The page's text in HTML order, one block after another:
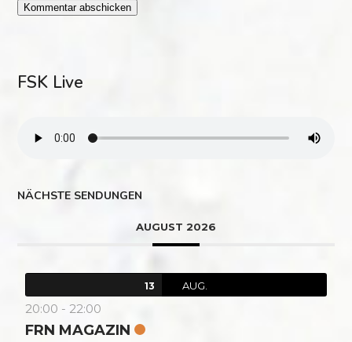
FSK Live
NÄCHSTE SENDUNGEN
AUGUST 2026
13 AUG.
20:00 - 22:00
FRN MAGAZIN